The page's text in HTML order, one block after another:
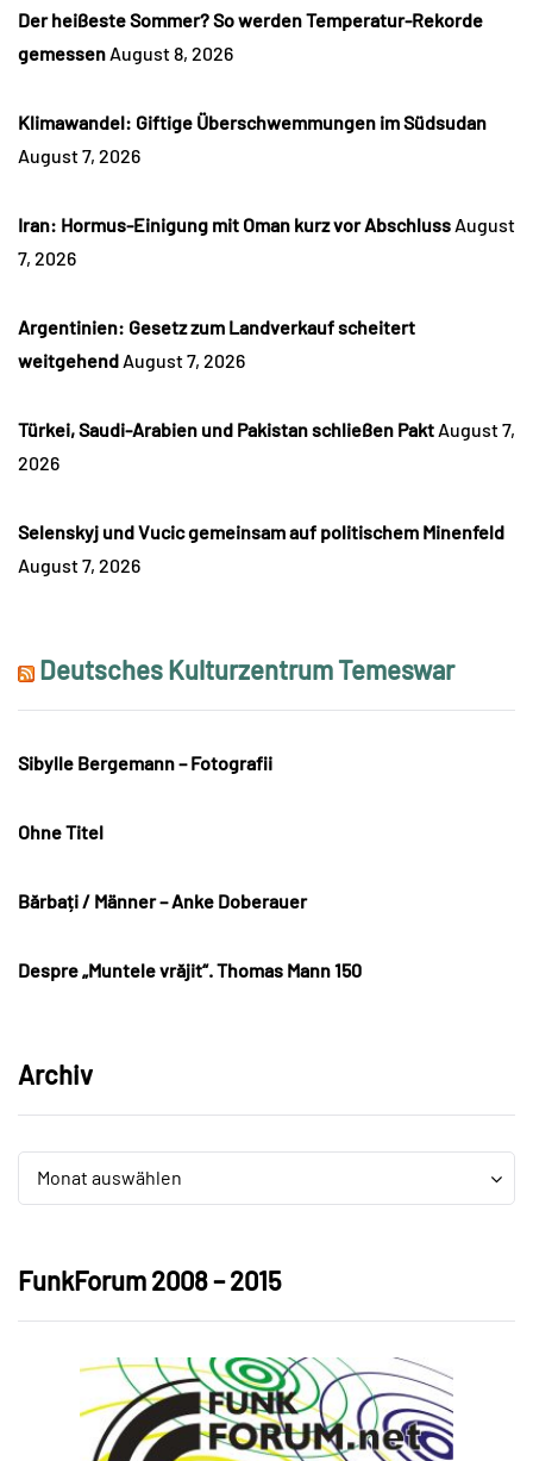
Der heißeste Sommer? So werden Temperatur-Rekorde
gemessen August 8, 2026
Klimawandel: Giftige Überschwemmungen im Südsudan
August 7, 2026
Iran: Hormus-Einigung mit Oman kurz vor Abschluss August
7, 2026
Argentinien: Gesetz zum Landverkauf scheitert
weitgehend August 7, 2026
Türkei, Saudi-Arabien und Pakistan schließen Pakt August 7,
2026
Selenskyj und Vucic gemeinsam auf politischem Minenfeld
August 7, 2026
Deutsches Kulturzentrum Temeswar
Sibylle Bergemann – Fotografii
Ohne Titel
Bărbați / Männer – Anke Doberauer
Despre „Muntele vrăjit“. Thomas Mann 150
Archiv
Archiv
Monat auswählen
Archiv
FunkForum 2008 – 2015